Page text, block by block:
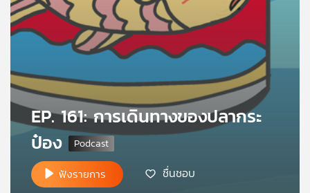
เรา
เครือEP. 161: การเดินทางของปลากระ
ป๋อง
ฟังรายการ ชื่นชอบ